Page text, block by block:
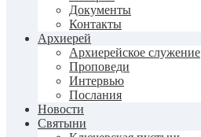
Документы
Контакты
Архиерей
Архиерейское служение
Проповеди
Интервью
Послания
Новости
Святыни